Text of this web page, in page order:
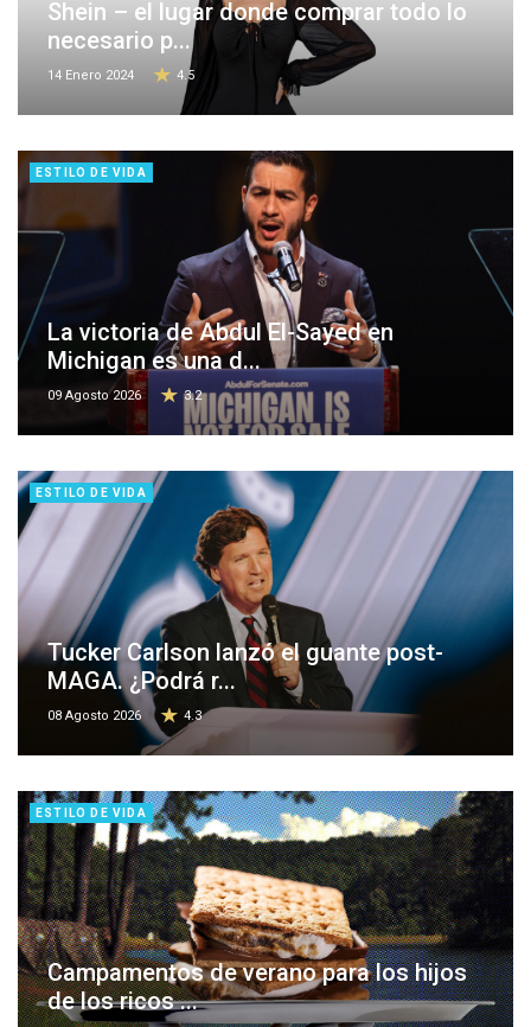
Shein – el lugar donde comprar todo lo
necesario p...
14 Enero 2024 4.5
ESTILO DE VIDA
La victoria de Abdul El-Sayed en
Michigan es una d...
09 Agosto 2026 3.2
ESTILO DE VIDA
Tucker Carlson lanzó el guante post-
MAGA. ¿Podrá r...
08 Agosto 2026 4.3
ESTILO DE VIDA
Campamentos de verano para los hijos
de los ricos ...